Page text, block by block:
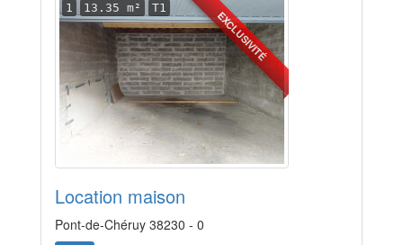
EXCLUSIVITÉ
1 13.35 m² T1
Location maison
Pont-de-Chéruy 38230 - 0